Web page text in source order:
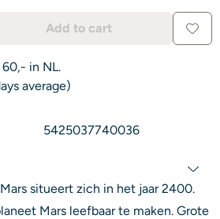
Add to cart
in NL.
average)
5425037740036
situeert zich in het jaar 2400.
Mars leefbaar te maken. Grote